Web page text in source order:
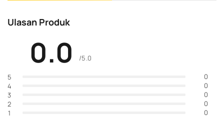
Ulasan Produk
0.0 /5.0
5
0
4
0
3
0
2
0
1
0